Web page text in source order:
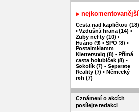
nejkomentovanější
Cesta nad kapličkou (18)
• Vzdušná hrana (14) •
Zuby nehty (10) •
Huáno (9) • SPO (8) •
Postalmklamm
Klettersteig (8) • Přímá
cesta holubiček (8) •
Sokolík (7) • Separate
Reality (7) • Německý
roh (7)
Oznámení o akcích
posílejte redakci